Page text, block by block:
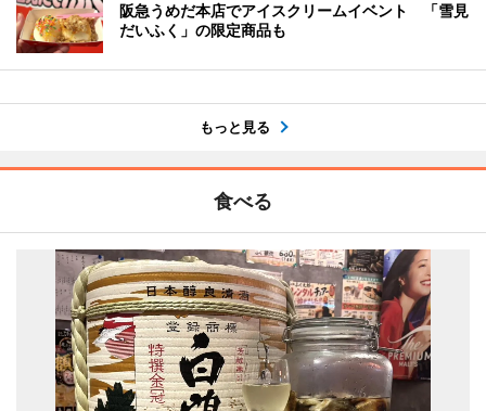
阪急うめだ本店でアイスクリームイベント 「雪見
だいふく」の限定商品も
もっと見る
食べる